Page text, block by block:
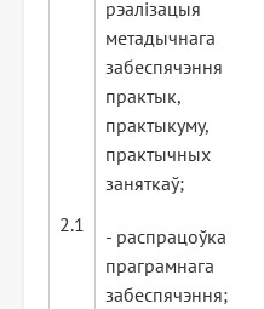
2.1
рэалізацыя
метадычнага
забеспячэння
практык,
практыкуму,
практычных
заняткаў;
- распрацоўка
праграмнага
забеспячэння;